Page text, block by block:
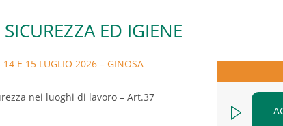
SICUREZZA ED IGIENE
14 E 15 LUGLIO 2026 – GINOSA
nei luoghi di lavoro – Art.37